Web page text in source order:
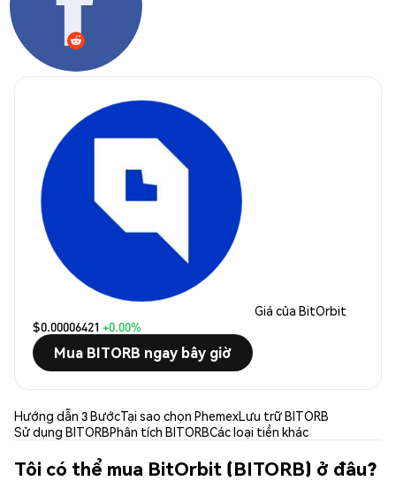
Giá của BitOrbit
$0.00006421 +0.00%
Mua BITORB ngay bây giờ
Hướng dẫn 3 BướcTại sao chọn PhemexLưu trữ BITORB
Sử dụng BITORBPhân tích BITORBCác loại tiền khác
Tôi có thể mua BitOrbit (BITORB) ở đâu?